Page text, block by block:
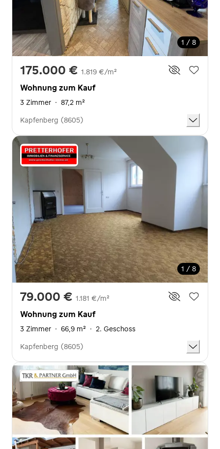
1 / 8
175.000 € 1.819 €/m²
Wohnung zum Kauf
3 Zimmer · 87,2 m²
Kapfenberg (8605)
1 / 8
79.000 € 1.181 €/m²
Wohnung zum Kauf
3 Zimmer · 66,9 m² · 2. Geschoss
Kapfenberg (8605)